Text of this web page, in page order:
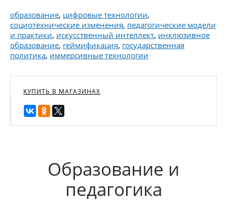
образование, цифровые технологии,
социотехнические изменения, педагогические модели
и практики, искусственный интеллект, инклюзивное
образование, геймификация, государственная
политика, иммерсивные технологии
КУПИТЬ В МАГАЗИНАХ
Образование и
педагогика